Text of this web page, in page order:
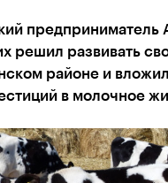
предприниматель
решил развивать
районе и
в молочное